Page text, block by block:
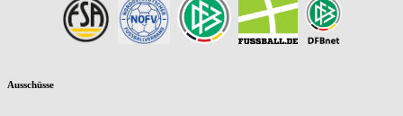
Ausschüsse